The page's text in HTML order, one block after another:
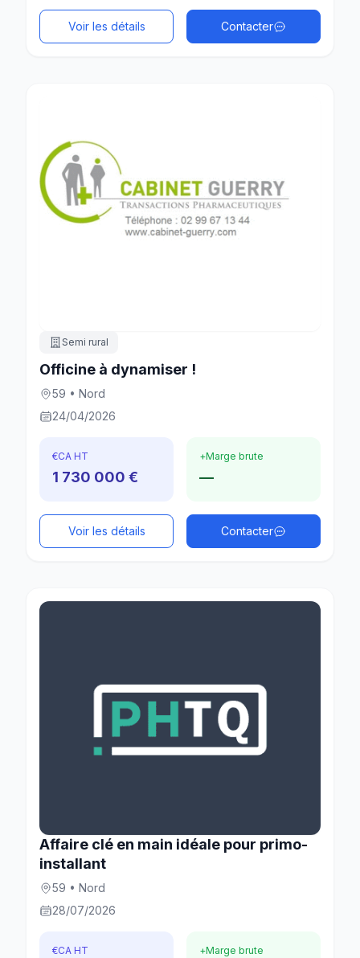
Voir les détails Contacter
Semi rural
Officine à dynamiser !
59 • Nord
24/04/2026
€CA HT
1 730 000 €
+Marge brute
—
Voir les détails Contacter
Affaire clé en main idéale pour primo-
installant
59 • Nord
28/07/2026
€CA HT +Marge brute